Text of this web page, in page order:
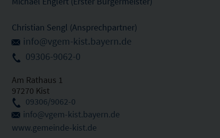
Christian Sengl (Ansprechpartner)
info@vgem-kist.bayern.de
09306-9062-0
Am Rathaus 1
97270 Kist
09306/9062-0
info@vgem-kist.bayern.de
www.gemeinde-kist.de